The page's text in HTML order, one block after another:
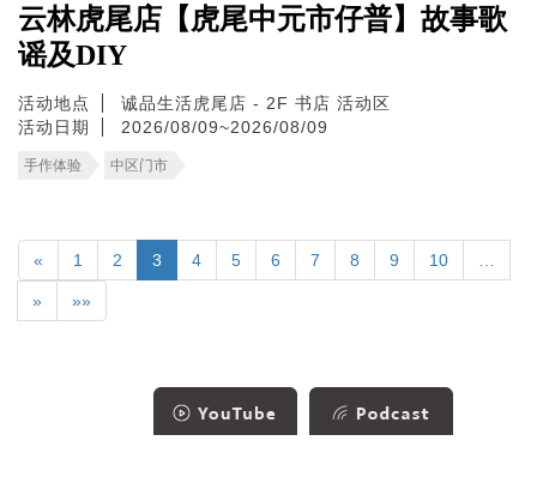
云林虎尾店【虎尾中元市仔普】故事歌
谣及DIY
活动地点
诚品生活虎尾店 - 2F 书店 活动区
活动日期
2026/08/09~2026/08/09
手作体验 中区门市
« 1 2 3 4 5 6 7 8 9 10
» »»